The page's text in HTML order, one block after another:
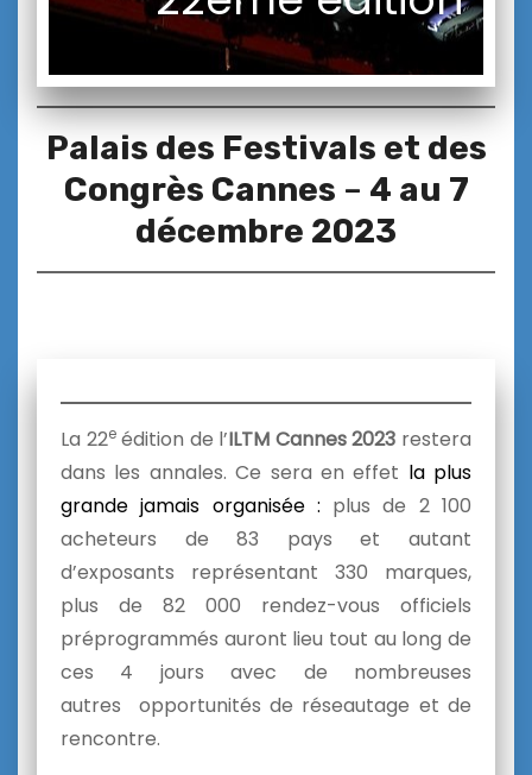
Palais des Festivals et des
Congrès Cannes – 4 au 7
décembre 2023
La 22eédition de l’ILTM Cannes 2023 restera
dans les annales. Ce sera en effet la plus
grande jamais organisée : plus de 2 100
acheteurs de 83 pays et autant
d’exposants représentant 330 marques,
plus de 82 000 rendez-vous officiels
préprogrammés auront lieu tout au long de
ces 4 jours avec de nombreuses
autres opportunités de réseautage et de
rencontre.